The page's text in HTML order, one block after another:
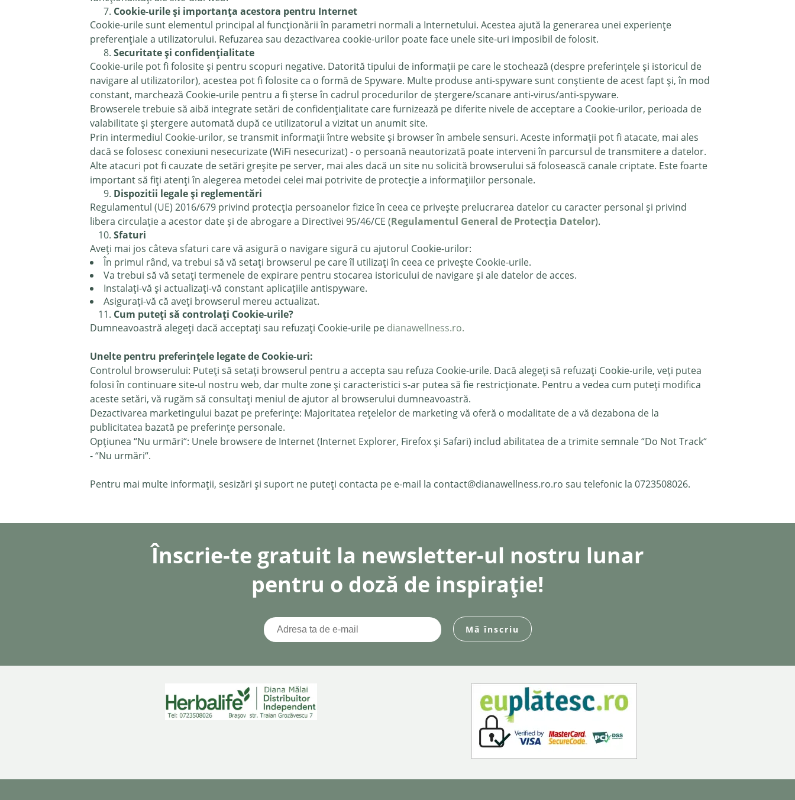
Cookie-urile și importanța acestora pentru Internet
Cookie-urile sunt elementul principal al funcționării în parametri normali a Internetului. Acestea ajută la generarea unei experiențe
preferențiale a utilizatorului. Refuzarea sau dezactivarea cookie-urilor poate face unele site-uri imposibil de folosit.
Securitate și confidențialitate
Cookie-urile pot fi folosite și pentru scopuri negative. Datorită tipului de informații pe care le stochează (despre preferințele și istoricul de
navigare al utilizatorilor), acestea pot fi folosite ca o formă de Spyware. Multe produse anti-spyware sunt conștiente de acest fapt și, în mod
constant, marchează Cookie-urile pentru a fi șterse în cadrul procedurilor de ștergere/scanare anti-virus/anti-spyware.
Browserele trebuie să aibă integrate setări de confidențialitate care furnizează pe diferite nivele de acceptare a Cookie-urilor, perioada de
valabilitate și ștergere automată după ce utilizatorul a vizitat un anumit site.
Prin intermediul Cookie-urilor, se transmit informații între website și browser în ambele sensuri. Aceste informații pot fi atacate, mai ales
dacă se folosesc conexiuni nesecurizate (WiFi nesecurizat) - o persoană neautorizată poate interveni în parcursul de transmitere a datelor.
Alte atacuri pot fi cauzate de setări greșite pe server, mai ales dacă un site nu solicită browserului să folosească canale criptate. Este foarte
important să fiți atenți în alegerea metodei celei mai potrivite de protecție a informațiilor personale.
Dispozitii legale și reglementări
Regulamentul (UE) 2016/679 privind protecția persoanelor fizice în ceea ce privește prelucrarea datelor cu caracter personal și privind
libera circulație a acestor date și de abrogare a Directivei 95/46/CE (Regulamentul General de Protecţia Datelor).
Sfaturi
Aveți mai jos câteva sfaturi care vă asigură o navigare sigură cu ajutorul Cookie-urilor:
În primul rând, va trebui să vă setați browserul pe care îl utilizați în ceea ce privește Cookie-urile.
Va trebui să vă setați termenele de expirare pentru stocarea istoricului de navigare și ale datelor de acces.
Instalați-vă și actualizați-vă constant aplicațiile antispyware.
Asigurați-vă că aveți browserul mereu actualizat.
Cum puteți să controlați Cookie-urile?
Dumneavoastră alegeți dacă acceptați sau refuzați Cookie-urile pe dianawellness.ro.
Unelte pentru preferințele legate de Cookie-uri:
Controlul browserului: Puteți să setați browserul pentru a accepta sau refuza Cookie-urile. Dacă alegeți să refuzați Cookie-urile, veți putea
folosi în continuare site-ul nostru web, dar multe zone și caracteristici s-ar putea să fie restricționate. Pentru a vedea cum puteți modifica
aceste setări, vă rugăm să consultați meniul de ajutor al browserului dumneavoastră.
Dezactivarea marketingului bazat pe preferințe: Majoritatea rețelelor de marketing vă oferă o modalitate de a vă dezabona de la
publicitatea bazată pe preferințe personale.
Opțiunea “Nu urmări“: Unele browsere de Internet (Internet Explorer, Firefox și Safari) includ abilitatea de a trimite semnale “Do Not Track“
- “Nu urmări“.
Pentru mai multe informații, sesizări și suport ne puteți contacta pe e-mail la contact@dianawellness.ro.ro sau telefonic la 0723508026.
Înscrie-te gratuit la newsletter-ul nostru lunar
pentru o doză de inspirație!